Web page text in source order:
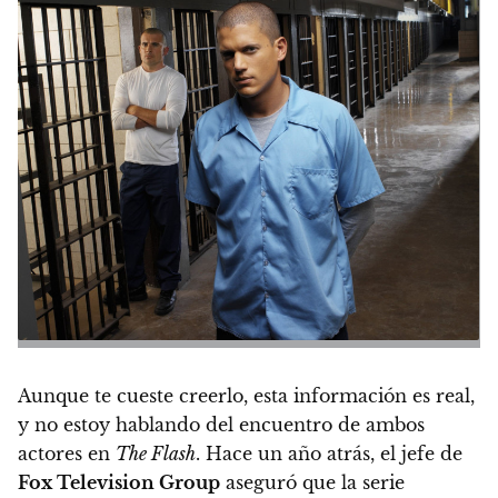
Aunque te cueste creerlo, esta información es real,
y no estoy hablando del encuentro de ambos
actores en The Flash. Hace un año atrás, el jefe de
Fox Television Group aseguró que la serie